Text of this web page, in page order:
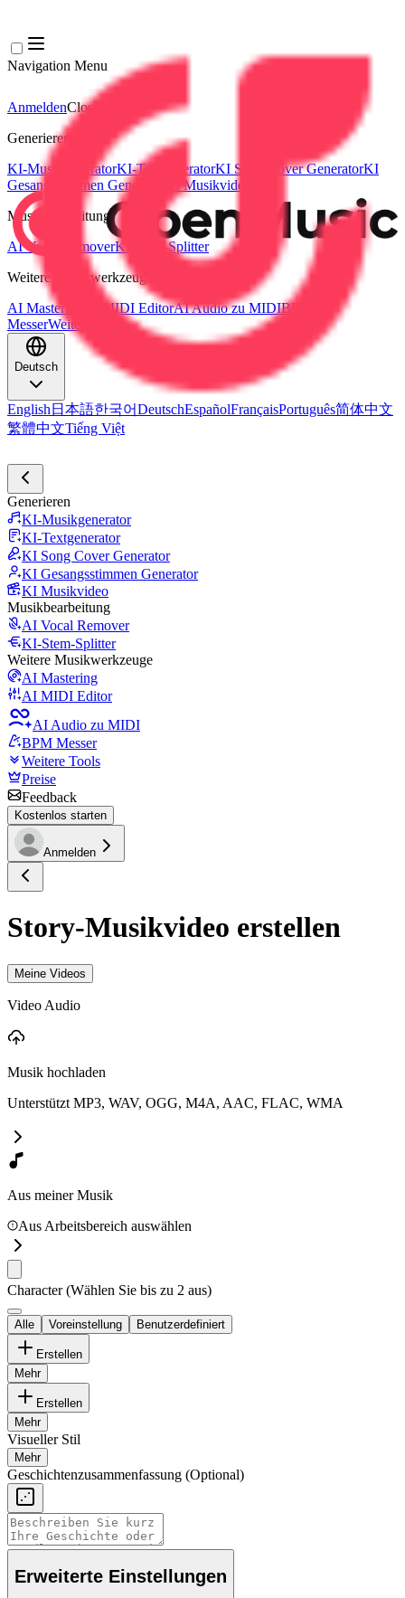
Navigation Menu
AnmeldenClose menu
Generieren
KI-MusikgeneratorKI-TextgeneratorKI Song Cover GeneratorKI
Gesangsstimmen Generator
KI Musikvideo
Musikbearbeitung
AI Vocal RemoverKI-Stem-Splitter
Weitere Musikwerkzeuge
AI Mastering
AI MIDI EditorAI Audio zu MIDIBPM
MesserWeitere Tools
Deutsch
English 日本語한국어DeutschEspañolFrançaisPortuguês简体中文
繁體中文Tiếng Việt
Generieren
KI-Musikgenerator
KI-Textgenerator
KI Song Cover Generator
KI Gesangsstimmen Generator
KI Musikvideo
Musikbearbeitung
AI Vocal Remover
KI-Stem-Splitter
Weitere Musikwerkzeuge
AI Mastering
AI MIDI Editor
AI Audio zu MIDI
BPM Messer
Weitere Tools
Preise
Feedback
Kostenlos starten
Anmelden
Story-Musikvideo erstellen
Meine Videos
Video Audio
Musik hochladen
Unterstützt MP3, WAV, OGG, M4A, AAC, FLAC, WMA
Aus meiner Musik
Aus Arbeitsbereich auswählen
Character (Wählen Sie bis zu 2 aus)
Alle Voreinstellung Benutzerdefiniert
Erstellen
Mehr
Erstellen
Mehr
Visueller Stil
Mehr
Geschichtenzusammenfassung (Optional)
Erweiterte Einstellungen